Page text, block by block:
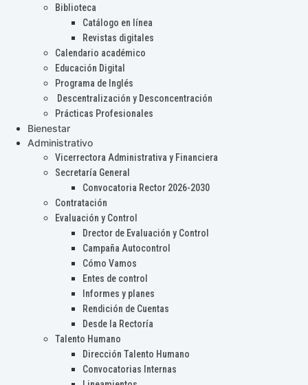
Biblioteca
Catálogo en línea
Revistas digitales
Calendario académico
Educación Digital
Programa de Inglés
Descentralización y Desconcentración
Prácticas Profesionales
Bienestar
Administrativo
Vicerrectora Administrativa y Financiera
Secretaría General
Convocatoria Rector 2026-2030
Contratación
Evaluación y Control
Drector de Evaluación y Control
Campaña Autocontrol
Cómo Vamos
Entes de control
Informes y planes
Rendición de Cuentas
Desde la Rectoría
Talento Humano
Dirección Talento Humano
Convocatorias Internas